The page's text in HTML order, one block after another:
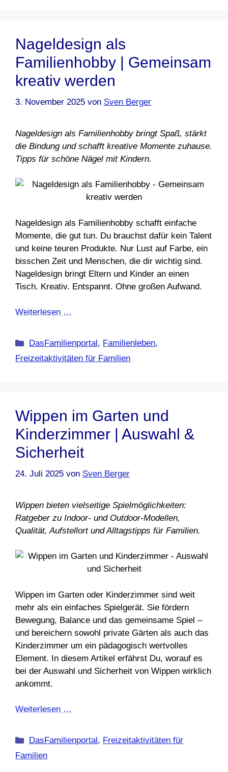
Nageldesign als
Familienhobby | Gemeinsam
kreativ werden
3. November 2025 von Sven Berger
Nageldesign als Familienhobby bringt Spaß, stärkt
die Bindung und schafft kreative Momente zuhause.
Tipps für schöne Nägel mit Kindern.
Nageldesign als Familienhobby schafft einfache
Momente, die gut tun. Du brauchst dafür kein Talent
und keine teuren Produkte. Nur Lust auf Farbe, ein
bisschen Zeit und Menschen, die dir wichtig sind.
Nageldesign bringt Eltern und Kinder an einen
Tisch. Kreativ. Entspannt. Ohne großen Aufwand.
Weiterlesen …
Kategorien
DasFamilienportal , Familienleben,
Freizeitaktivitäten für Familien
Wippen im Garten und
Kinderzimmer | Auswahl &
Sicherheit
24. Juli 2025 von Sven Berger
Wippen bieten vielseitige Spielmöglichkeiten:
Ratgeber zu Indoor‑ und Outdoor‑Modellen,
Qualität, Aufstellort und Alltagstipps für Familien.
Wippen im Garten oder Kinderzimmer sind weit
mehr als ein einfaches Spielgerät. Sie fördern
Bewegung, Balance und das gemeinsame Spiel –
und bereichern sowohl private Gärten als auch das
Kinderzimmer um ein pädagogisch wertvolles
Element. In diesem Artikel erfährst Du, worauf es
bei der Auswahl und Sicherheit von Wippen wirklich
ankommt.
Weiterlesen …
Kategorien
DasFamilienportal , Freizeitaktivitäten für
Familien